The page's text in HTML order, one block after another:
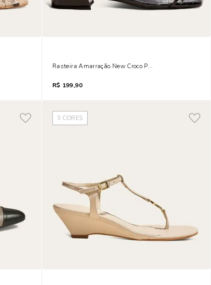
Rasteira Amarração New Croco Preto Bico Quadrado
R$ 199,90
3 CORES